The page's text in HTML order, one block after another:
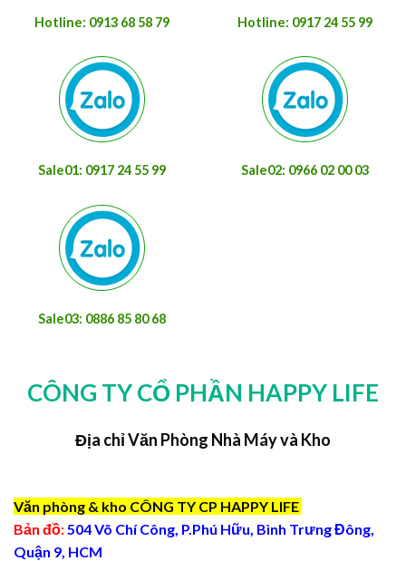
Hotline: 0913 68 58 79 Hotline: 0917 24 55 99
Sale01: 0917 24 55 99 Sale02: 0966 02 00 03
Sale03: 0886 85 80 68
CÔNG TY CỔ PHẦN HAPPY LIFE
Địa chỉ Văn Phòng Nhà Máy và Kho
Văn phòng & kho CÔNG TY CP HAPPY LIFE
Bản đồ: 504 Võ Chí Công, P.Phú Hữu, Bình Trưng Đông,
Quận 9, HCM